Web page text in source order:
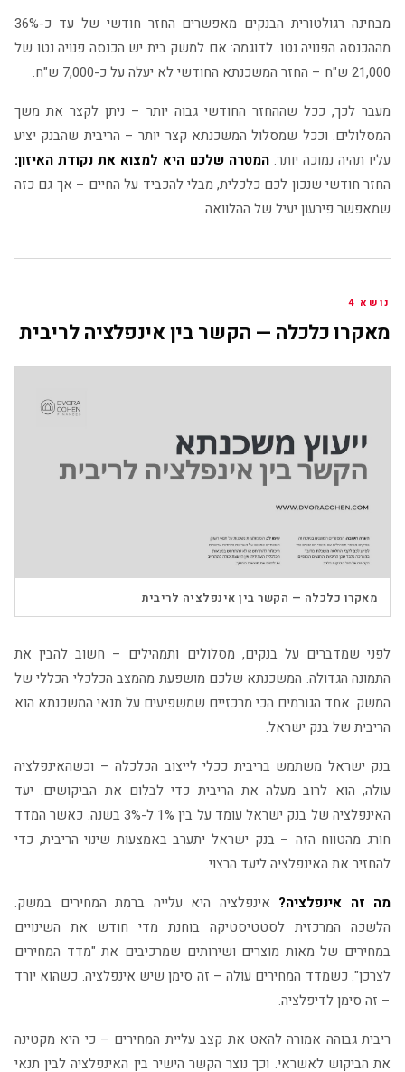
מבחינה רגולטורית הבנקים מאפשרים החזר חודשי של עד כ-36%
מההכנסה הפנויה נטו. לדוגמה: אם למשק בית יש הכנסה פנויה נטו של
21,000 ש"ח – החזר המשכנתא החודשי לא יעלה על כ-7,000 ש"ח.
מעבר לכך, ככל שההחזר החודשי גבוה יותר – ניתן לקצר את משך
המסלולים. וככל שמסלול המשכנתא קצר יותר – הריבית שהבנק יציע
עליו תהיה נמוכה יותר.המטרה שלכם היא למצוא את נקודת האיזון:
החזר חודשי שנכון לכם כלכלית, מבלי להכביד על החיים – אך גם כזה
שמאפשר פירעון יעיל של ההלוואה.
נושא 4
מאקרו כלכלה — הקשר בין אינפלציה לריבית
▶
מאקרו כלכלה — הקשר בין אינפלציה לריבית
לפני שמדברים על בנקים, מסלולים ותמהילים – חשוב להבין את
התמונה הגדולה. המשכנתא שלכם מושפעת מהמצב הכלכלי הכללי של
המשק. אחד הגורמים הכי מרכזיים שמשפיעים על תנאי המשכנתא הוא
הריבית של בנק ישראל.
בנק ישראל משתמש בריבית ככלי לייצוב הכלכלה – וכשהאינפלציה
עולה, הוא לרוב מעלה את הריבית כדי לבלום את הביקושים. יעד
האינפלציה של בנק ישראל עומד על בין 1% ל-3% בשנה. כאשר המדד
חורג מהטווח הזה – בנק ישראל יתערב באמצעות שינוי הריבית, כדי
להחזיר את האינפלציה ליעד הרצוי.
מה זה אינפלציה? אינפלציה היא עלייה ברמת המחירים במשק.
הלשכה המרכזית לסטטיסטיקה בוחנת מדי חודש את השינויים
במחירים של מאות מוצרים ושירותים שמרכיבים את "מדד המחירים
לצרכן". כשמדד המחירים עולה – זה סימן שיש אינפלציה. כשהוא יורד
– זה סימן לדיפלציה.
ריבית גבוהה אמורה להאט את קצב עליית המחירים – כי היא מקטינה
את הביקוש לאשראי. וכך נוצר הקשר הישיר בין האינפלציה לבין תנאי